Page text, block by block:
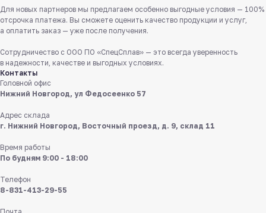
Для новых партнеров мы предлагаем особенно выгодные условия — 100%
отсрочка платежа. Вы сможете оценить качество продукции и услуг,
а оплатить заказ — уже после получения.
Сотрудничество с ООО ПО «СпецСплав» — это всегда уверенность
в надежности, качестве и выгодных условиях.
Контакты
Головной офис
Нижний Новгород, ул Федосеенко 57
Адрес склада
г. Нижний Новгород, Восточный проезд, д. 9, склад 11
Время работы
По будням 9:00 - 18:00
Телефон
8-831-413-29-55
Заказать звонок
Пишите нам
в мессенджерах
8 831 413 29 55
Бесплатно по России